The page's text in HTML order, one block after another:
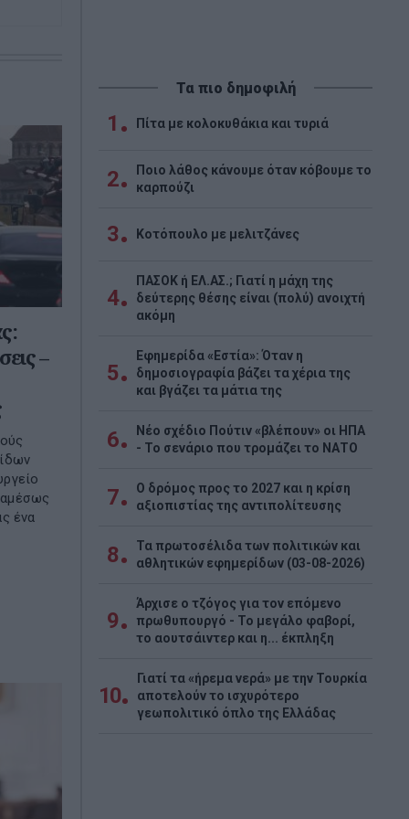
–
ένα
Τα πιο δημοφιλή
1 Πίτα με κολοκυθάκια και τυριά
2
Ποιο λάθος κάνουμε όταν κόβουμε το
καρπούζι
3 Κοτόπουλο με μελιτζάνες
4
ΠΑΣΟΚ ή ΕΛ.ΑΣ.; Γιατί η μάχη της
δεύτερης θέσης είναι (πολύ) ανοιχτή
ακόμη
5
Εφημερίδα «Εστία»: Όταν η
δημοσιογραφία βάζει τα χέρια της
και βγάζει τα μάτια της
6
Νέο σχέδιο Πούτιν «βλέπουν» οι ΗΠΑ
- Το σενάριο που τρομάζει το ΝΑΤΟ
7
Ο δρόμος προς το 2027 και η κρίση
αξιοπιστίας της αντιπολίτευσης
8
Τα πρωτοσέλιδα των πολιτικών και
αθλητικών εφημερίδων (03-08-2026)
9
Άρχισε ο τζόγος για τον επόμενο
πρωθυπουργό - Το μεγάλο φαβορί,
το αουτσάιντερ και η... έκπληξη
10
Γιατί τα «ήρεμα νερά» με την Τουρκία
αποτελούν το ισχυρότερο
γεωπολιτικό όπλο της Ελλάδας